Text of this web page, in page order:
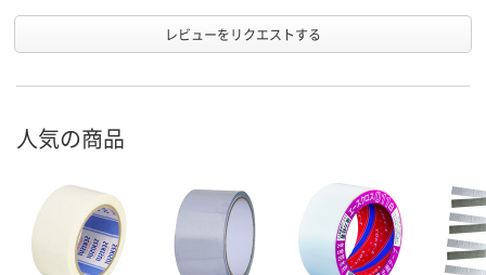
レビューをリクエストする
人気の商品